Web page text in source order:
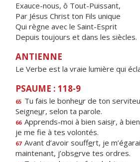
Exauce-nous, ô Tout-Puissant,
Par Jésus Christ ton Fils unique
Qui règne avec le Saint-Esprit
Depuis toujours et dans les siècles.
ANTIENNE
Le Verbe est la vraie lumière qui
PSAUME : 118-9
65 Tu fais le bonheur de ton
Seigneur, selon ta parole.
66 Apprends-moi à bien saisir, à
je me fe à tes volontés.
67 Avant d’avoir souffert, je
maintenant, j’observe tes ordres.